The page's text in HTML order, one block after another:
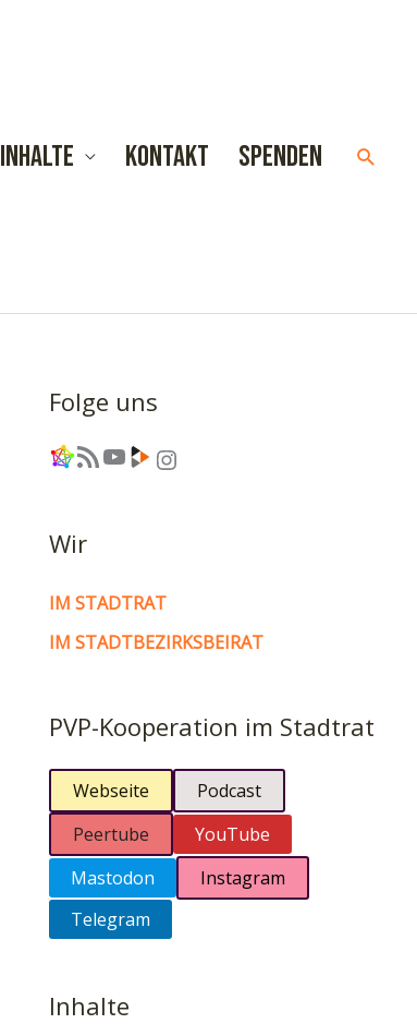
Inhalte Kontakt Spenden
Folge uns
Link RSS-Feed YouTube Link Instagram
Wir
IM STADTRAT
IM STADTBEZIRKSBEIRAT
PVP-Kooperation im Stadtrat
Webseite
Podcast
Peertube
YouTube
Mastodon
Instagram
Telegram
Inhalte